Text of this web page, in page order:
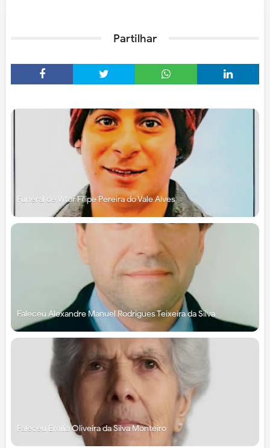
Partilhar
Funeral de Vítor Filipe Pereira do Vale Alves
Faleceu Alexandre Manuel Rodrigues Teixeira da Silva
Faleceu Emília Oliveira da Silva Monteiro